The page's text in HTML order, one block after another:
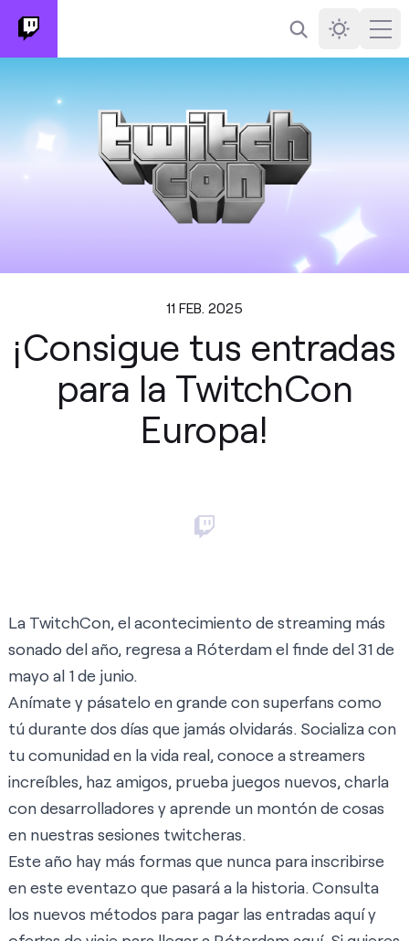
Buscar Darkmode
11 FEB. 2025
¡Consigue tus entradas
para la TwitchCon
Europa!
La TwitchCon, el acontecimiento de streaming más
sonado del año, regresa a Róterdam el finde del 31 de
mayo al 1 de junio.
Anímate y pásatelo en grande con superfans como
tú durante dos días que jamás olvidarás. Socializa con
tu comunidad en la vida real, conoce a streamers
increíbles, haz amigos, prueba juegos nuevos, charla
con desarrolladores y aprende un montón de cosas
en nuestras sesiones twitcheras.
Este año hay más formas que nunca para inscribirse
en este eventazo que pasará a la historia. Consulta
los nuevos métodos para pagar las entradas aquíy